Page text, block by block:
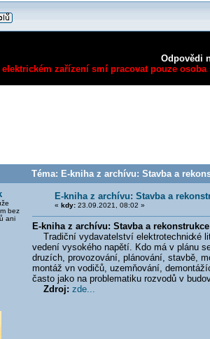
Odpovědi
elektrickém zařízení smí pracovat pouze
Téma: E-kniha z archívu: Stavba a
bez
ani
E-kniha z archívu: Stavba a
« kdy:23.09.2021, 08:02 »
E-kniha z archívu: Stavba a
Tradiční vydavatelství elektrotechnické
vedení vysokého napětí. Kdo má v plánu
druzích, provozování, plánování, stavbě,
montáž vn vodičů, uzemňování,
často jako na problematiku rozvodů v
Zdroj: zde...